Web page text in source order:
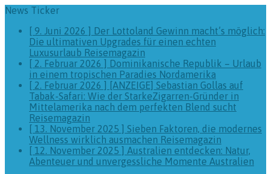
News Ticker
[ 9. Juni 2026 ] Der Lottoland Gewinn macht’s möglich:
Die ultimativen Upgrades für einen echten
Luxusurlaub Reisemagazin
[ 2. Februar 2026 ] Dominikanische Republik – Urlaub
in einem tropischen Paradies Nordamerika
[ 2. Februar 2026 ] [ANZEIGE] Sebastian Gollas auf
Tabak-Safari: Wie der StarkeZigarren-Gründer in
Mittelamerika nach dem perfekten Blend sucht
Reisemagazin
[ 13. November 2025 ] Sieben Faktoren, die modernes
Wellness wirklich ausmachen Reisemagazin
[ 12. November 2025 ] Australien entdecken: Natur,
Abenteuer und unvergessliche Momente Australien